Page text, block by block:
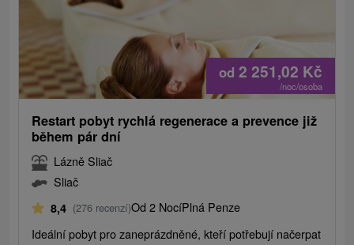
od 2 251,02 Kč
/noc/osoba
Restart pobyt rychlá regenerace a prevence již
během pár dní
Lázně Sliač
Sliač
8,4 (276 recenzí)Od 2 NocíPlná Penze
Ideální pobyt pro zaneprázdněné, kteří potřebují načerpat